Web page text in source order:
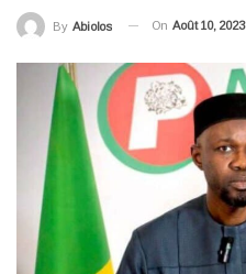
By Abiolos On Août 10, 2023